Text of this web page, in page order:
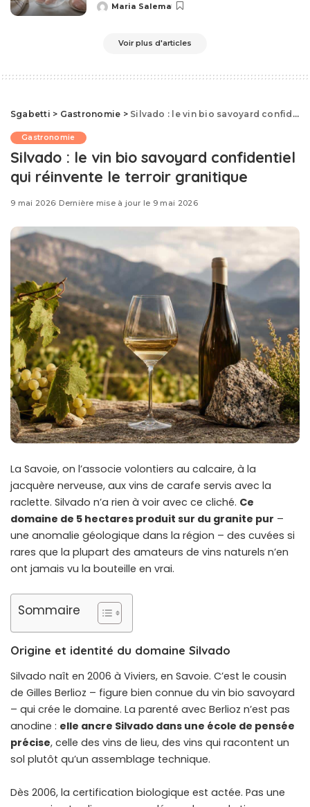
Posted
Maria Salema
Voir plus d'articles
Sgabetti > Gastronomie > Silvado : le vin bio savoyard confidentiel qui réinvente le terroir granitique
Gastronomie
Silvado : le vin bio savoyard confidentiel
qui réinvente le terroir granitique
9 mai 2026 Dernière mise à jour le 9 mai 2026
La Savoie, on l’associe volontiers au calcaire, à la
jacquère nerveuse, aux vins de carafe servis avec la
raclette. Silvado n’a rien à voir avec ce cliché. Ce
domaine de 5 hectares produit sur du granite pur –
une anomalie géologique dans la région – des cuvées si
rares que la plupart des amateurs de vins naturels n’en
ont jamais vu la bouteille en vrai.
Sommaire
Origine et identité du domaine Silvado
Silvado naît en 2006 à Viviers, en Savoie. C’est le cousin
de Gilles Berlioz – figure bien connue du vin bio savoyard
– qui crée le domaine. La parenté avec Berlioz n’est pas
anodine : elle ancre Silvado dans une école de pensée
précise, celle des vins de lieu, des vins qui racontent un
sol plutôt qu’un assemblage technique.
Dès 2006, la certification biologique est actée. Pas une